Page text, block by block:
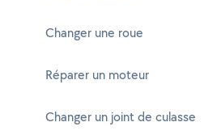
Changer une roue
Réparer un moteur
Changer un joint de culasse